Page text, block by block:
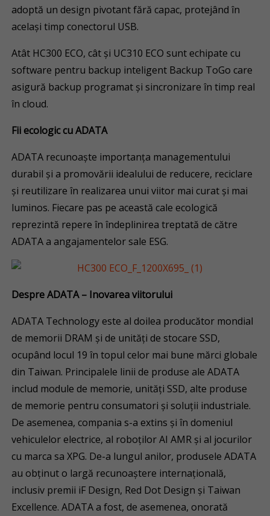
adoptă un design pivotant fără capac, protejând în
același timp conectorul USB.
Atât HC300 ECO, cât și UC310 ECO sunt echipate cu
software pentru backup inteligent Backup ToGo care
asigură backup programat și sincronizare în timp real
în cloud.
Fii ecologic cu ADATA
ADATA recunoaște importanța managementului
durabil și a promovării idealului de reducere, reciclare
și reutilizare în realizarea unui viitor mai curat și mai
luminos. Fiecare pas pe această cale ecologică
reprezintă repere în îndeplinirea treptată de către
ADATA a angajamentelor sale ESG.
Despre ADATA – Inovarea viitorului
ADATA Technology este al doilea producător mondial
de memorii DRAM și de unități de stocare SSD,
ocupând locul 19 în topul celor mai bune mărci globale
din Taiwan. Principalele linii de produse ale ADATA
includ module de memorie, unități SSD, alte produse
de memorie pentru consumatori și soluții industriale.
De asemenea, compania s-a extins și în domeniul
vehiculelor electrice, al roboților AI AMR și al jocurilor
cu marca sa XPG. De-a lungul anilor, produsele ADATA
au obținut o largă recunoaștere internațională,
inclusiv premii iF Design, Red Dot Design și Taiwan
Excellence. ADATA a fost, de asemenea, onorată